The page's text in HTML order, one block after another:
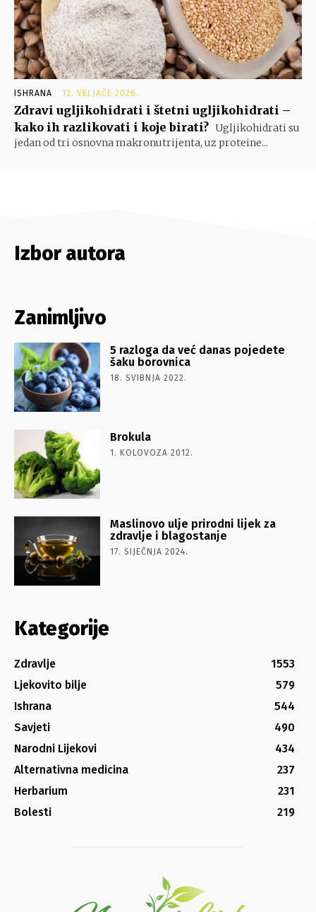
ISHRANA 12. VELJAČE 2026.
Zdravi ugljikohidrati i štetni ugljikohidrati –
kako ih razlikovati i koje birati? Ugljikohidrati su
jedan od tri osnovna makronutrijenta, uz proteine...
Izbor autora
Zanimljivo
5 razloga da već danas pojedete
šaku borovnica
18. SVIBNJA 2022.
Brokula
1. KOLOVOZA 2012.
Maslinovo ulje prirodni lijek za
zdravlje i blagostanje
17. SIJEČNJA 2024.
Kategorije
Zdravlje
1553
Ljekovito bilje
579
Ishrana
544
Savjeti
490
Narodni Lijekovi
434
Alternativna medicina
237
Herbarium
231
Bolesti
219